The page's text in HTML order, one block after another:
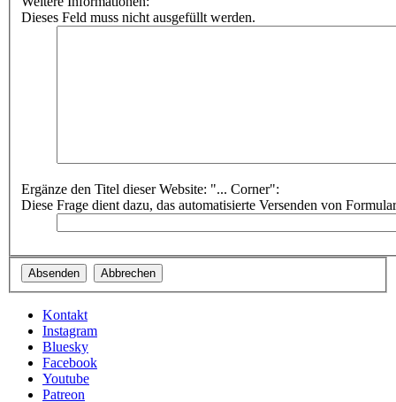
Dieses Feld muss nicht ausgefüllt werden.
Ergänze den Titel dieser Website: "... Corner":
Diese Frage dient dazu, das automatisierte Versenden von
Kontakt
Instagram
Bluesky
Facebook
Youtube
Patreon